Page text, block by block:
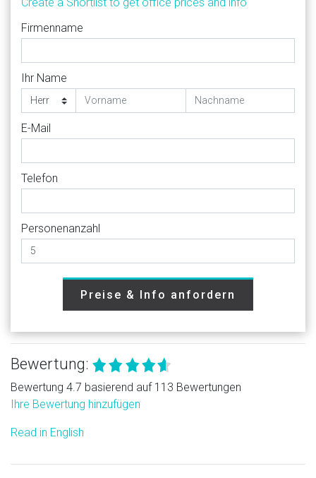
Firmenname
Ihr Name
E-Mail
Telefon
Personenanzahl
Preise & Info anfordern
Bewertung:
Bewertung 4.7 basierend auf 113 Bewertungen
Ihre Bewertung hinzufügen
Read in English